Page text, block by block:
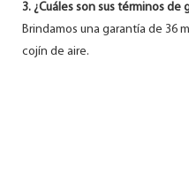
3. ¿Cuáles son sus términos de
Brindamos una garantía de 36
cojín de aire.